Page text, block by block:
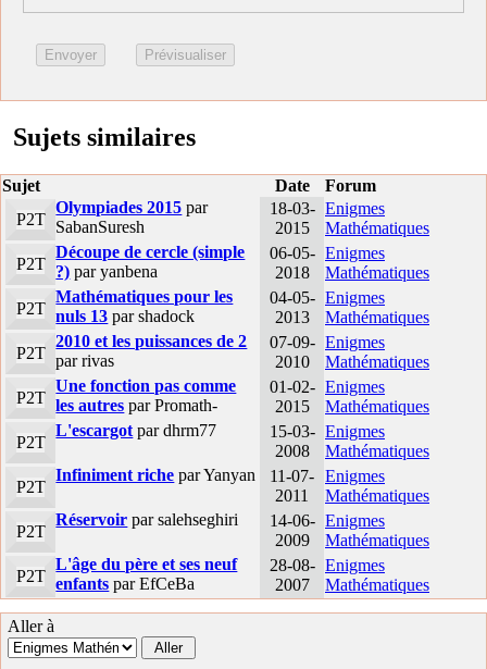
Sujets similaires
Sujet Date
Forum
P2T
Olympiades 2015 par
SabanSuresh
18-03-
2015
Enigmes
Mathématiques
P2T
Découpe de cercle (simple
?) par yanbena
06-05-
2018
Enigmes
Mathématiques
P2T
Mathématiques pour les
nuls 13 par shadock
04-05-
2013
Enigmes
Mathématiques
P2T
2010 et les puissances de 2
par rivas
07-09-
2010
Enigmes
Mathématiques
P2T
Une fonction pas comme
les autres par Promath-
01-02-
2015
Enigmes
Mathématiques
P2T
L'escargot par dhrm77
15-03-
2008
Enigmes
Mathématiques
P2T
Infiniment riche par Yanyan
11-07-
2011
Enigmes
Mathématiques
P2T
Réservoir par salehseghiri
14-06-
2009
Enigmes
Mathématiques
P2T
L'âge du père et ses neuf
enfants par EfCeBa
28-08-
2007
Enigmes
Mathématiques
Aller à